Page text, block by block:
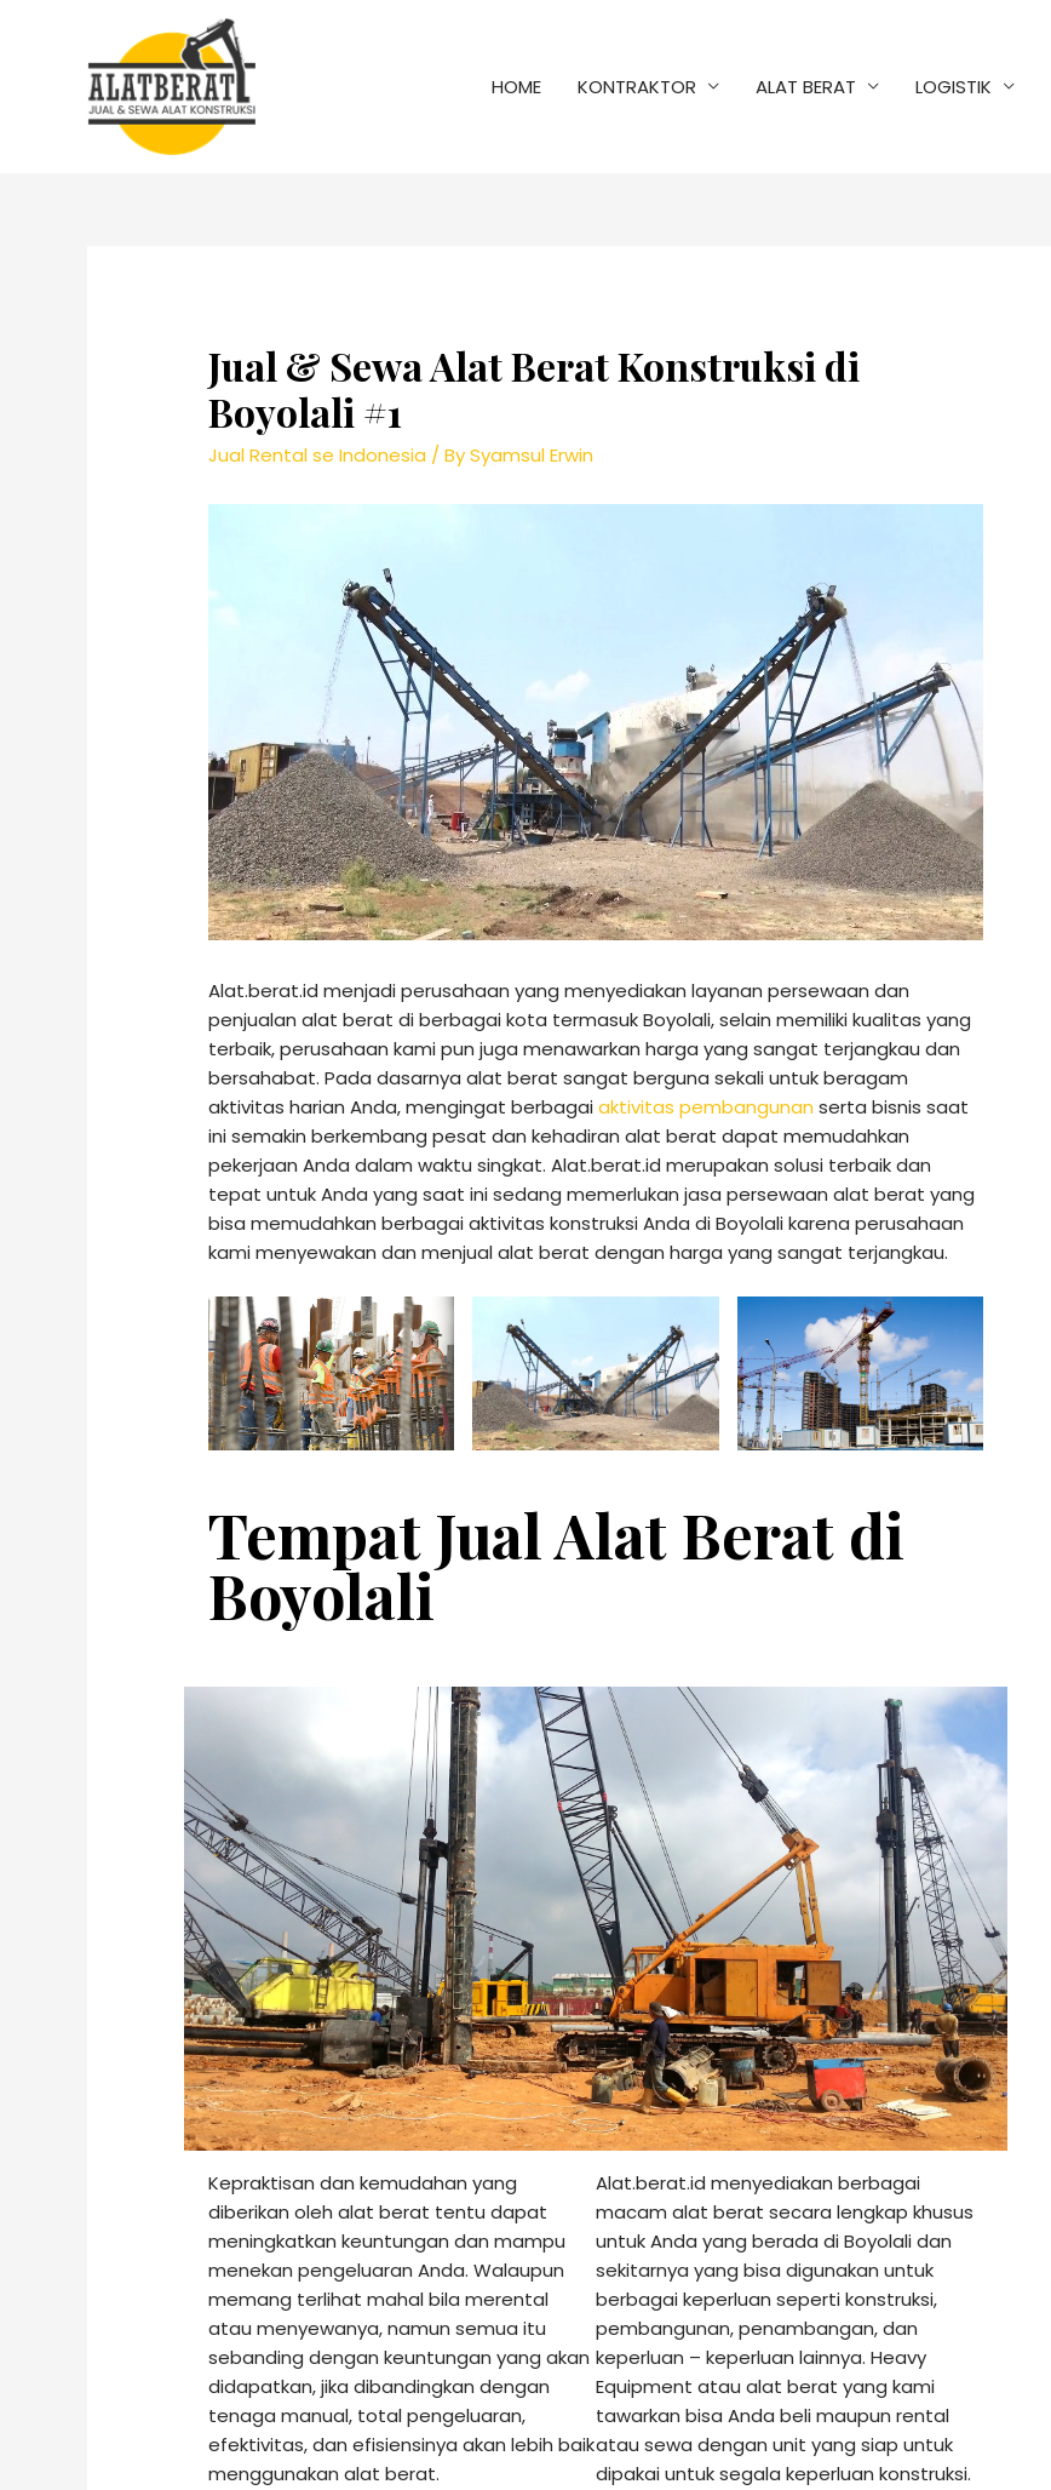
HOME KONTRAKTOR ALAT BERAT LOGISTIK
Jual & Sewa Alat Berat Konstruksi di
Boyolali #1
Jual Rental se Indonesia / BySyamsul Erwin
Alat.berat.id menjadi perusahaan yang menyediakan layanan persewaan dan
penjualan alat berat di berbagai kota termasuk Boyolali, selain memiliki kualitas yang
terbaik, perusahaan kami pun juga menawarkan harga yang sangat terjangkau dan
bersahabat. Pada dasarnya alat berat sangat berguna sekali untuk beragam
aktivitas harian Anda, mengingat berbagaiaktivitas pembangunan serta bisnis saat
ini semakin berkembang pesat dan kehadiran alat berat dapat memudahkan
pekerjaan Anda dalam waktu singkat. Alat.berat.id merupakan solusi terbaik dan
tepat untuk Anda yang saat ini sedang memerlukan jasa persewaan alat berat yang
bisa memudahkan berbagai aktivitas konstruksi Anda di Boyolali karena perusahaan
kami menyewakan dan menjual alat berat dengan harga yang sangat terjangkau.
Tempat Jual Alat Berat di
Boyolali
Kepraktisan dan kemudahan yang
diberikan oleh alat berat tentu dapat
meningkatkan keuntungan dan mampu
menekan pengeluaran Anda. Walaupun
memang terlihat mahal bila merental
atau menyewanya, namun semua itu
sebanding dengan keuntungan yang akan
didapatkan, jika dibandingkan dengan
tenaga manual, total pengeluaran,
efektivitas, dan efisiensinya akan lebih baik
menggunakan alat berat.
Alat.berat.id menyediakan berbagai
macam alat berat secara lengkap khusus
untuk Anda yang berada di Boyolali dan
sekitarnya yang bisa digunakan untuk
berbagai keperluan seperti konstruksi,
pembangunan, penambangan, dan
keperluan – keperluan lainnya. Heavy
Equipment atau alat berat yang kami
tawarkan bisa Anda beli maupun rental
atau sewa dengan unit yang siap untuk
dipakai untuk segala keperluan konstruksi.